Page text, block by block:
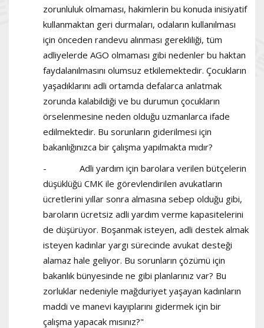
zorunluluk olmaması, hakimlerin bu konuda inisiyatif
kullanmaktan geri durmaları, odaların kullanılması
için önceden randevu alınması gerekliliği, tüm
adliyelerde AGO olmaması gibi nedenler bu haktan
faydalanılmasını olumsuz etkilemektedir. Çocukların
yaşadıklarını adli ortamda defalarca anlatmak
zorunda kalabildiği ve bu durumun çocukların
örselenmesine neden olduğu uzmanlarca ifade
edilmektedir. Bu sorunların giderilmesi için
bakanlığınızca bir çalışma yapılmakta mıdır?
- Adli yardım için barolara verilen bütçelerin
düşüklüğü CMK ile görevlendirilen avukatların
ücretlerini yıllar sonra almasına sebep olduğu gibi,
baroların ücretsiz adli yardım verme kapasitelerini
de düşürüyor. Boşanmak isteyen, adli destek almak
isteyen kadınlar yargı sürecinde avukat desteği
alamaz hale geliyor. Bu sorunların çözümü için
bakanlık bünyesinde ne gibi planlarınız var? Bu
zorluklar nedeniyle mağduriyet yaşayan kadınların
maddi ve manevi kayıplarını gidermek için bir
çalışma yapacak mısınız?"